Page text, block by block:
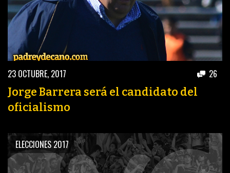
23 OCTUBRE, 2017 26
Jorge Barrera será el candidato del
oficialismo
ELECCIONES 2017